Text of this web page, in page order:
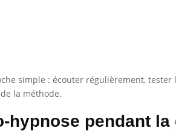
simple : écouter régulièrement,
la méthode.
hypnose pendant